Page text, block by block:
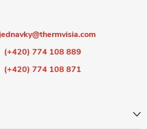
@thermvisia.com
(+420) 774 108 889
(+420) 774 108 871